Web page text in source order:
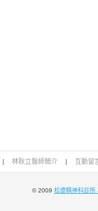
| 林耿立醫師簡介 | 互動留
© 2009 松德精神科診所